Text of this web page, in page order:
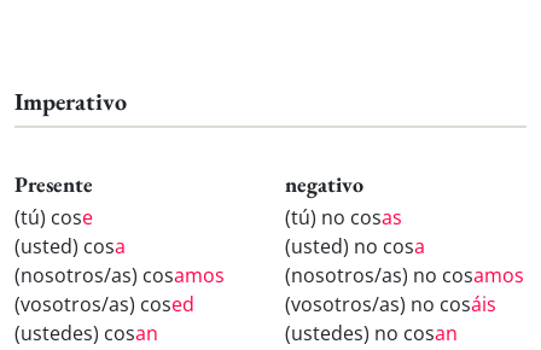
Imperativo
Presente
(tú) cose
(usted) cosa
(nosotros/as) cosamos
(vosotros/as) cosed
(ustedes) cosan
negativo
(tú) no cosas
(usted) no cosa
(nosotros/as) no cosamos
(vosotros/as) no cosáis
(ustedes) no cosan